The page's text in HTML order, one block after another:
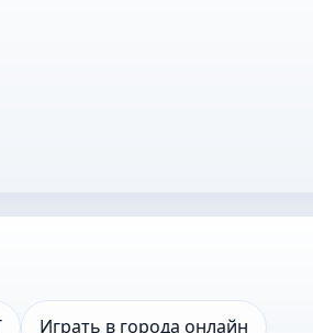
Играть в города онлайн